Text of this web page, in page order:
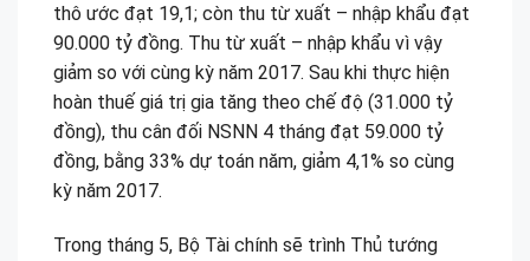
thô ước đạt 19,1; còn thu từ xuất – nhập khẩu đạt
90.000 tỷ đồng. Thu từ xuất – nhập khẩu vì vậy
giảm so với cùng kỳ năm 2017. Sau khi thực hiện
hoàn thuế giá trị gia tăng theo chế độ (31.000 tỷ
đồng), thu cân đối NSNN 4 tháng đạt 59.000 tỷ
đồng, bằng 33% dự toán năm, giảm 4,1% so cùng
kỳ năm 2017.
Trong tháng 5, Bộ Tài chính sẽ trình Thủ tướng